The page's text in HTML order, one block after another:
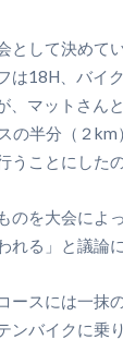
として決めて
は18H、バイ
、マットさん
の半分（２km
うことにしたの
のを大会によ
れる」と議論
ースには一抹
ンバイクに乗